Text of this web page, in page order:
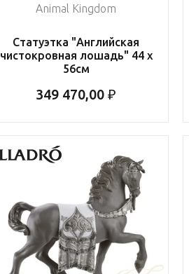
Animal Kingdom
Статуэтка "Английская
чистокровная лошадь" 44 х
56см
349 470,00 ₽